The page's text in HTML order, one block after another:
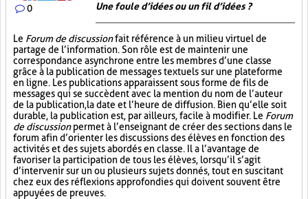
0 Une foule d’idées ou un fil d’idées ?
Le Forum de discussionfait référence à un milieu virtuel de
partage de l’information. Son rôle est de maintenir une
correspondance asynchrone entre les membres d’une classe
grâce à la publication de messages textuels sur une plateforme
en ligne. Les publications apparaissent sous forme de fils de
messages qui se succèdent avec la mention du nom de l’auteur
de la publication, la date et l’heure de diffusion. Bien qu’elle soit
durable, la publication est, par ailleurs, facile à modifier. Le Forum
de discussionpermet à l’enseignant de créer des sections dans le
forum afin d’orienter les discussions des élèves en fonction des
activités et des sujets abordés en classe. Il a l’avantage de
favoriser la participation de tous les élèves, lorsqu’il s’agit
d’intervenir sur un ou plusieurs sujets donnés, tout en suscitant
chez eux des réflexions approfondies qui doivent souvent être
appuyées de preuves.